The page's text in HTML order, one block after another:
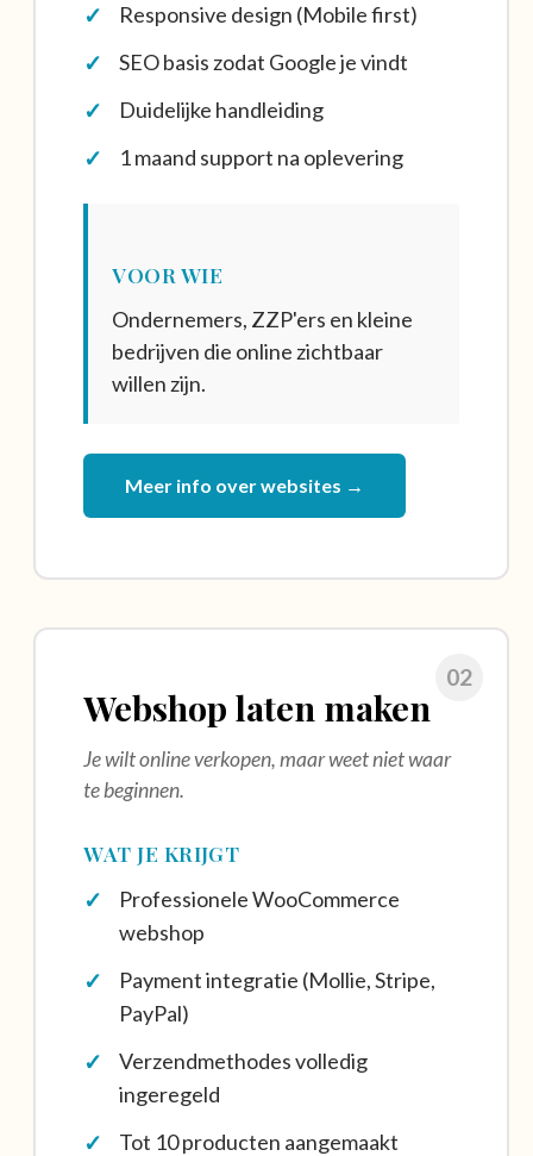
Responsive design (Mobile first)
SEO basis zodat Google je vindt
Duidelijke handleiding
1 maand support na oplevering
VOOR WIE
Ondernemers, ZZP'ers en kleine
bedrijven die online zichtbaar
willen zijn.
Meer info over websites →
02
Webshop laten maken
Je wilt online verkopen, maar weet niet waar
te beginnen.
WAT JE KRIJGT
Professionele WooCommerce
webshop
Payment integratie (Mollie, Stripe,
PayPal)
Verzendmethodes volledig
ingeregeld
Tot 10 producten aangemaakt